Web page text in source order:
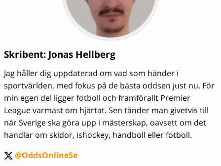
Skribent: Jonas Hellberg
Jag håller dig uppdaterad om vad som händer i
sportvärlden, med fokus på de bästa oddsen just nu. För
min egen del ligger fotboll och framförallt Premier
League varmast om hjärtat. Sen tänder man givetvis till
när Sverige ska göra upp i mästerskap, oavsett om det
handlar om skidor, ishockey, handboll eller fotboll.
twitter
@OddsOnlineSe